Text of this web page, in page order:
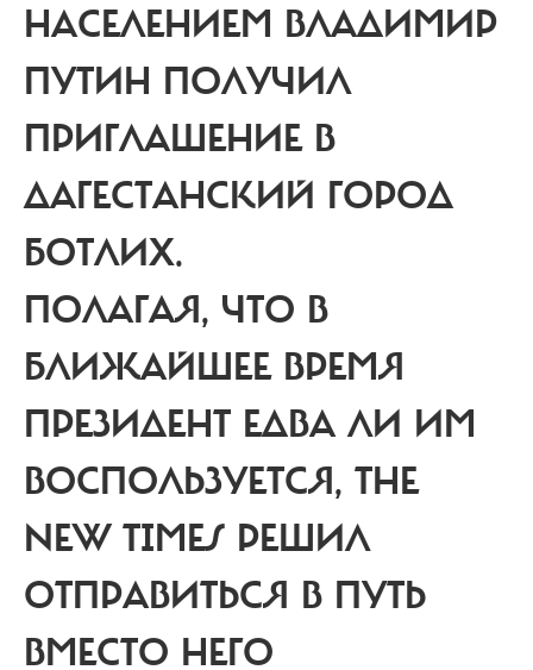
НАСЕЛЕНИЕМ ВЛАДИМИР
ПУТИН ПОЛУЧИЛ
ПРИГЛАШЕНИЕ В
ДАГЕСТАНСКИЙ ГОРОД
БОТЛИХ.
ПОЛАГАЯ, ЧТО В
БЛИЖАЙШЕЕ ВРЕМЯ
ПРЕЗИДЕНТ ЕДВА ЛИ ИМ
ВОСПОЛЬЗУЕТСЯ, THE
NEW TIMES РЕШИЛ
ОТПРАВИТЬСЯ В ПУТЬ
ВМЕСТО НЕГО